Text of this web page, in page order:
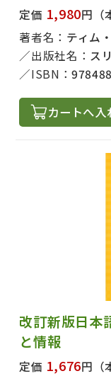
定価 1,980円
著者名： ティム
出版社名： ス
ISBN：
カートへ入
改訂新版日本
と情報
定価 1,676円